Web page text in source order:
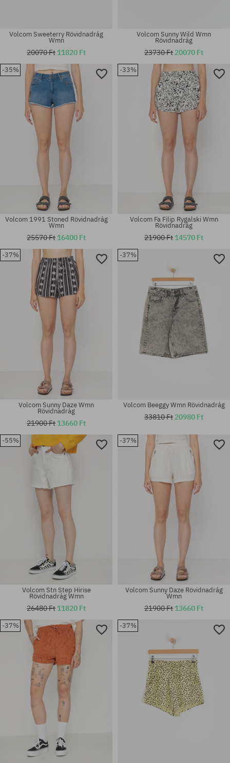
Elérhető méretek:
Elérhető méretek:
Elérhető méretek:
Volcom Sweeterry Rövidnadrág
Wmn
20070 Ft 11820 Ft
Elérhető méretek:
Volcom Sunny Wild Wmn
Rövidnadrág
23730 Ft 20070 Ft
-35%
Elérhető méretek:
25; 26; 27; 28; 29
Volcom 1991 Stoned Rövidnadrág
Wmn
25570 Ft 16400 Ft
-33%
Elérhető méretek:
XS; S; M; L
Volcom Fa Filip Rygalski Wmn
Rövidnadrág
21900 Ft 14570 Ft
-37%
Elérhető méretek:
XS; S; L; XL
Volcom Sunny Daze Wmn
Rövidnadrág
21900 Ft 13660 Ft
-37%
Elérhető méretek:
25; 26; 27; 29; 31
Volcom Beeggy Wmn Rövidnadrág
33810 Ft 20980 Ft
-55%
Volcom Stn Step Hirise
Rövidnadrág Wmn
26480 Ft 11820 Ft
-37%
Volcom Sunny Daze Rövidnadrág
Wmn
21900 Ft 13660 Ft
-37% -37%